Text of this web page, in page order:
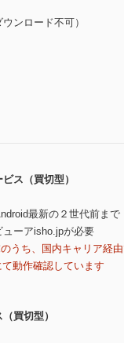
ンロード不可）
ス（買切型）
最新の２世代前まで
ーアisho.jpが必要
うち、国内キャリア経
動作確認しています
買切型）